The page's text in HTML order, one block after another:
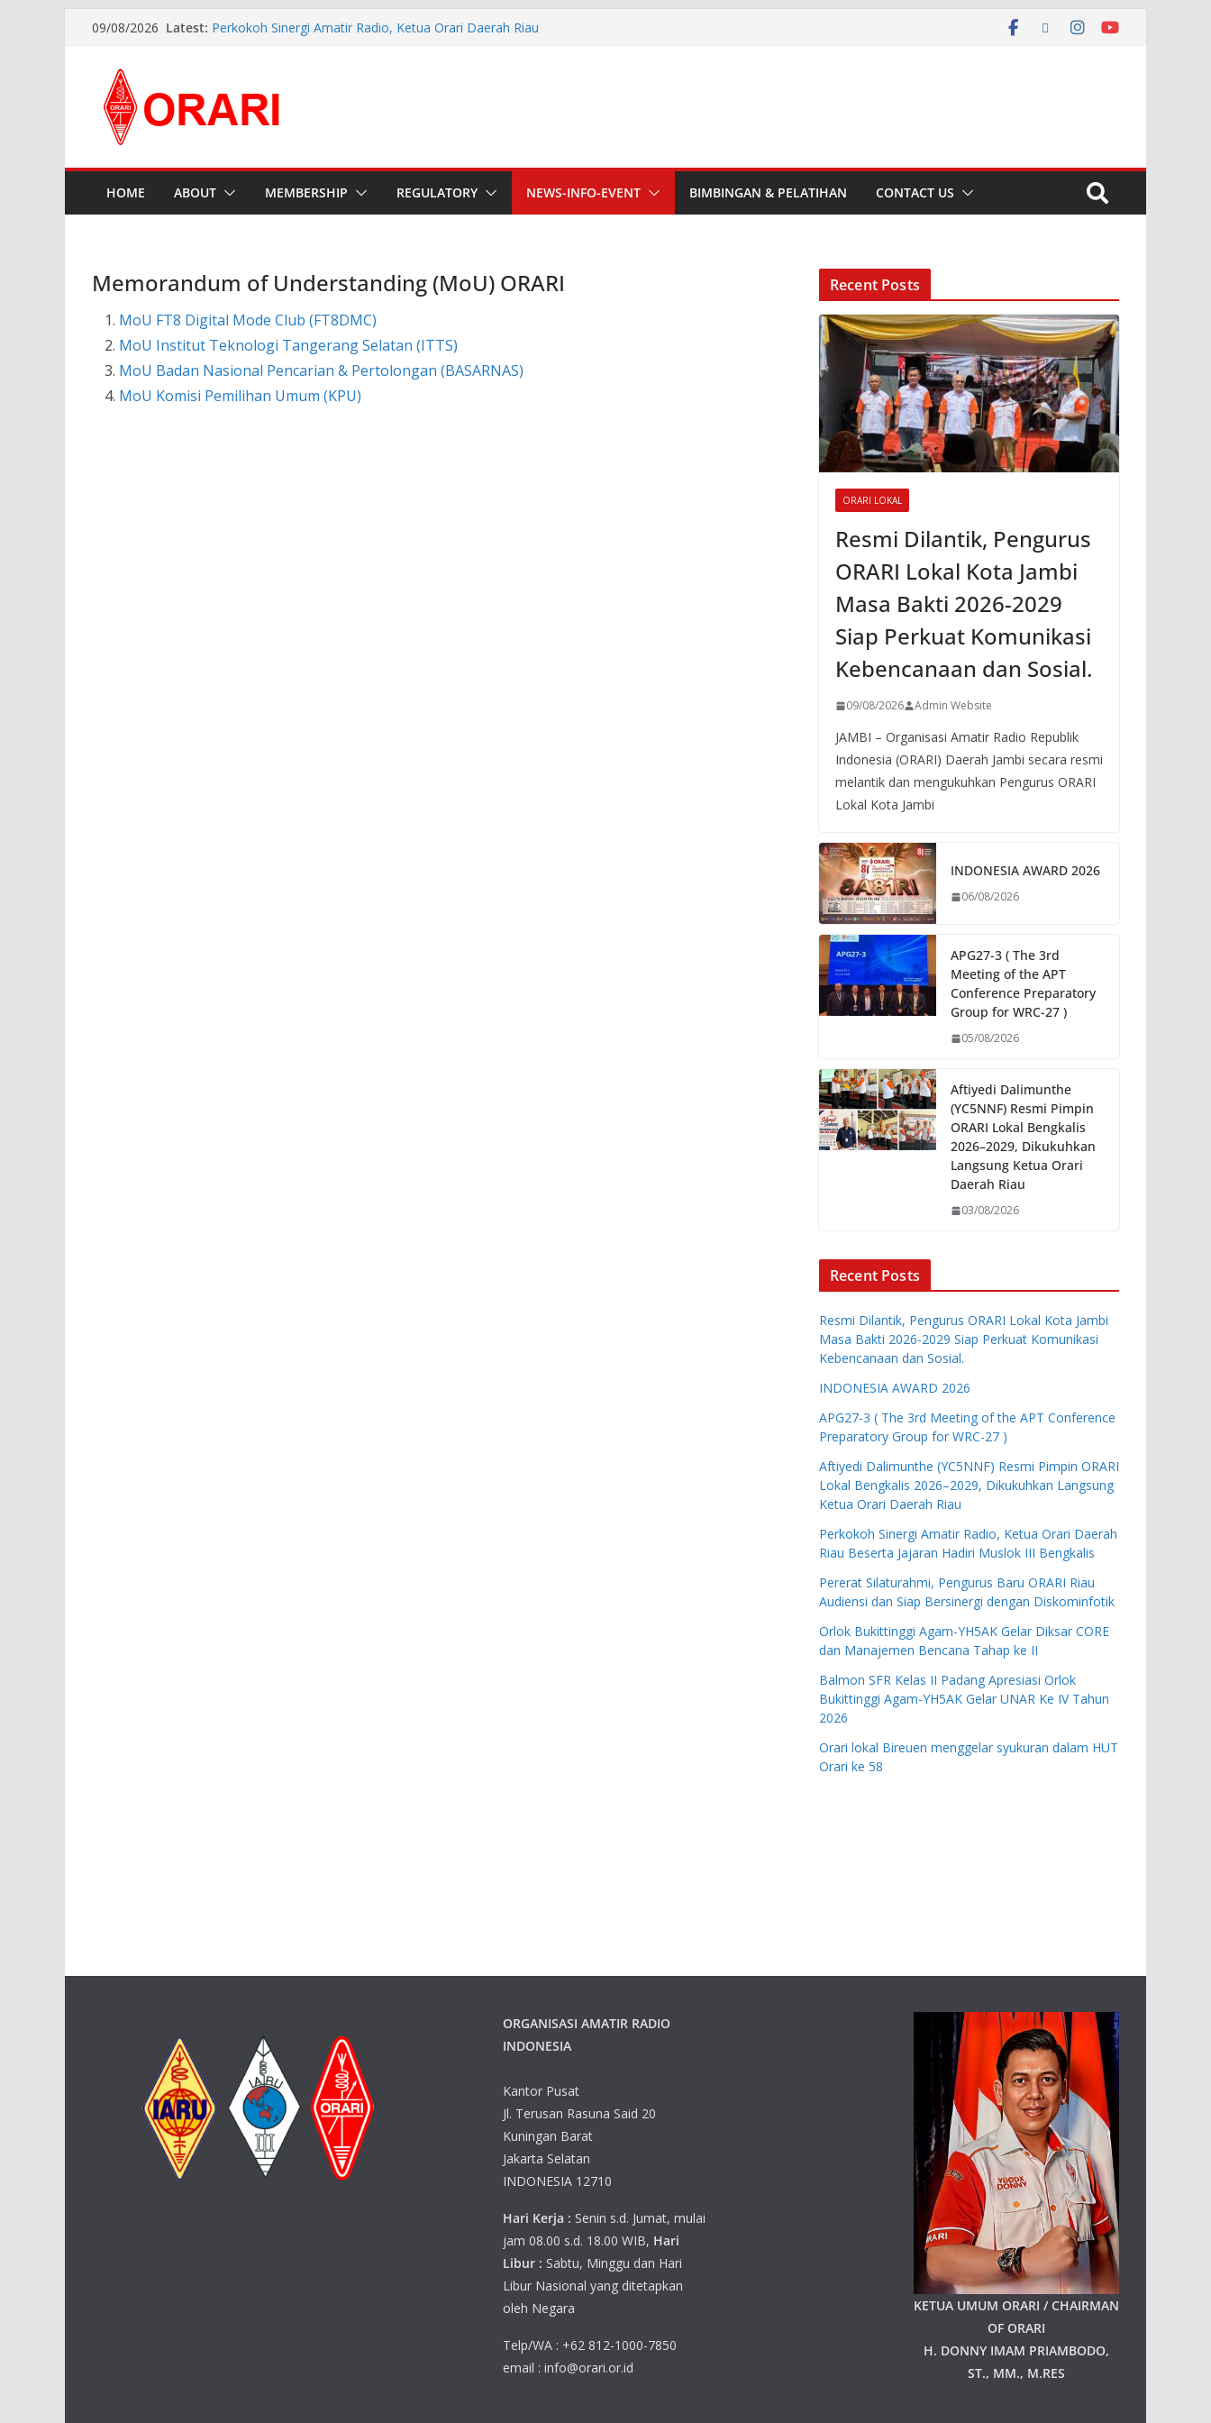
09/08/2026 Latest: Perkokoh Sinergi Amatir Radio, Ketua Orari Daerah Riau
INDONESIA AWARD 2026
APG27-3 ( The 3rd Meeting of the APT Conference
Bengkalis 2026–2029, Dikukuhkan Langsung Ketua Orari
Daerah Riau
HOME ABOUT MEMBERSHIP REGULATORY NEWS-INFO-EVENT BIMBINGAN & PELATIHAN CONTACT US
Memorandum of Understanding (MoU) ORARI
MoU FT8 Digital Mode Club (FT8DMC)
MoU Institut Teknologi Tangerang Selatan (ITTS)
MoU Badan Nasional Pencarian & Pertolongan (BASARNAS)
MoU Komisi Pemilihan Umum (KPU)
Recent Posts
ORARI LOKAL
Resmi Dilantik, Pengurus
ORARI Lokal Kota Jambi
Masa Bakti 2026-2029
Siap Perkuat Komunikasi
Kebencanaan dan Sosial.
09/08/2026 Admin Website
JAMBI – Organisasi Amatir Radio Republik
Indonesia (ORARI) Daerah Jambi secara resmi
melantik dan mengukuhkan Pengurus ORARI
Lokal Kota Jambi
INDONESIA AWARD 2026
06/08/2026
APG27-3 ( The 3rd
Meeting of the APT
Conference Preparatory
Group for WRC-27 )
05/08/2026
Aftiyedi Dalimunthe
(YC5NNF) Resmi Pimpin
ORARI Lokal Bengkalis
2026–2029, Dikukuhkan
Langsung Ketua Orari
Daerah Riau
03/08/2026
Recent Posts
Resmi Dilantik, Pengurus ORARI Lokal Kota Jambi
Masa Bakti 2026-2029 Siap Perkuat Komunikasi
Kebencanaan dan Sosial.
INDONESIA AWARD 2026
APG27-3 ( The 3rd Meeting of the APT Conference
Preparatory Group for WRC-27 )
Aftiyedi Dalimunthe (YC5NNF) Resmi Pimpin ORARI
Lokal Bengkalis 2026–2029, Dikukuhkan Langsung
Ketua Orari Daerah Riau
Perkokoh Sinergi Amatir Radio, Ketua Orari Daerah
Riau Beserta Jajaran Hadiri Muslok III Bengkalis
Pererat Silaturahmi, Pengurus Baru ORARI Riau
Audiensi dan Siap Bersinergi dengan Diskominfotik
Orlok Bukittinggi Agam-YH5AK Gelar Diksar CORE
dan Manajemen Bencana Tahap ke II
Balmon SFR Kelas II Padang Apresiasi Orlok
Bukittinggi Agam-YH5AK Gelar UNAR Ke IV Tahun
2026
Orari lokal Bireuen menggelar syukuran dalam HUT
Orari ke 58
ORGANISASI AMATIR RADIO
INDONESIA
Kantor Pusat
Jl. Terusan Rasuna Said 20
Kuningan Barat
Jakarta Selatan
INDONESIA 12710
Hari Kerja : Senin s.d. Jumat, mulai
jam 08.00 s.d. 18.00 WIB, Hari
Libur : Sabtu, Minggu dan Hari
Libur Nasional yang ditetapkan
oleh Negara
Telp/WA : +62 812-1000-7850
email : info@orari.or.id
KETUA UMUM ORARI / CHAIRMAN
OF ORARI
H. DONNY IMAM PRIAMBODO,
ST., MM., M.RES